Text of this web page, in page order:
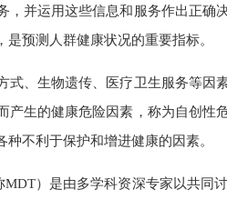
，并运用这些信息和服务作出正
预测人群健康状况的重要指标。
式、生物遗传、医疗卫生服务等
生的健康危险因素，称为自创
不利于保护和增进健康的因素。
）是由多学科资深专家以共